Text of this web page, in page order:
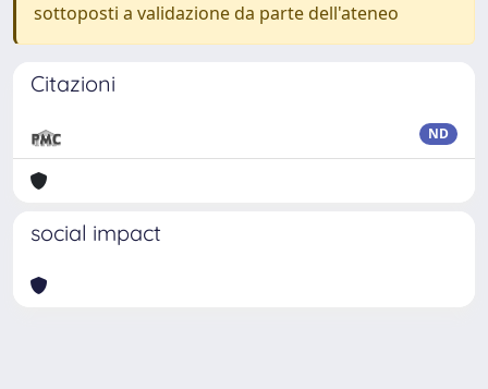
sottoposti a validazione da parte dell'ateneo
Citazioni
ND
social impact